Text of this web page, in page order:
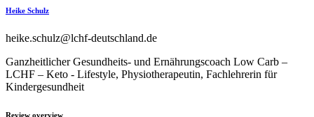
Heike Schulz
heike.schulz@lchf-deutschland.de
Ganzheitlicher Gesundheits- und Ernährungscoach Low Carb –
LCHF – Keto - Lifestyle, Physiotherapeutin, Fachlehrerin für
Kindergesundheit
Review overview